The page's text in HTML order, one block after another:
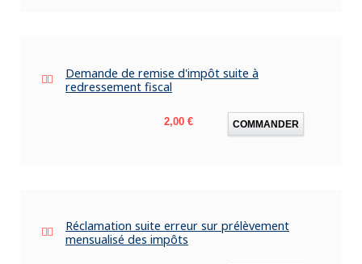
Demande de remise d'impôt suite à
redressement fiscal
Prix
2,00 € COMMANDER
Réclamation suite erreur sur prélèvement
mensualisé des impôts